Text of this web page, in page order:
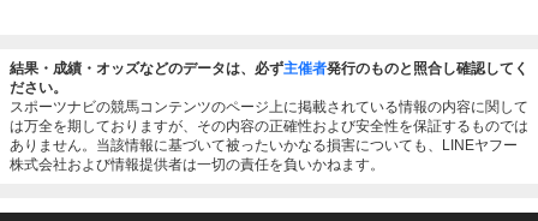
結果・成績・オッズなどのデータは、必ず主催者発行のものと照合し確認してく
ださい。
スポーツナビの競馬コンテンツのページ上に掲載されている情報の内容に関して
は万全を期しておりますが、その内容の正確性および安全性を保証するものでは
ありません。当該情報に基づいて被ったいかなる損害についても、LINEヤフー
株式会社および情報提供者は一切の責任を負いかねます。